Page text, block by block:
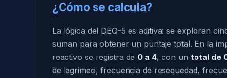
¿Cómo se calcula?
La lógica del DEQ-5 es aditiva: se exploran
suman para obtener un puntaje total. En la
reactivo se registra de 0 a 4, con un total de
de lagrimeo, frecuencia de resequedad,